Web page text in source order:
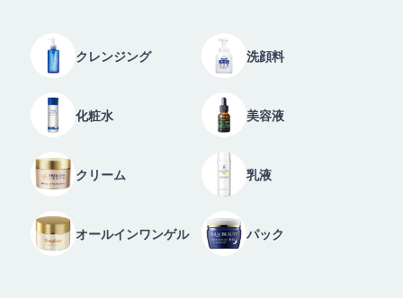
クレンジング 洗顔料
化粧水 美容液
クリーム 乳液
オールインワンゲル パック